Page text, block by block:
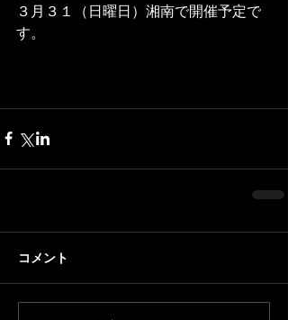
３月３１（日曜日）湘南で開催予定で
す。
コメント